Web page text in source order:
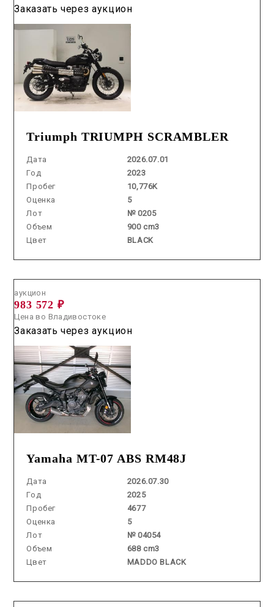
Triumph TRIUMPH SCRAMBLER
Дата
2026.07.01
Год
2023
Пробег
10,776K
Оценка
5
Лот
№ 0205
Объем
900 cm3
Цвет
BLACK
Заказать через аукцион
Yamaha MT-07 ABS RM48J
Дата
2026.07.30
Год
2025
Пробег
4677
Оценка
5
Лот
№ 04054
Объем
688 cm3
Цвет
MADDO BLACK
аукцион
983 572 ₽
Цена во Владивостоке
Заказать через аукцион